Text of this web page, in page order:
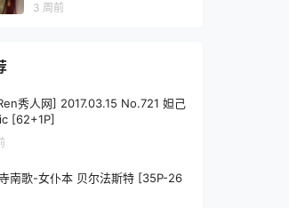
3 周前
秀人网] 2017.03.15 No.721 妲己
[62+1P]
南歌-女仆本 贝尔法斯特 [35P-26